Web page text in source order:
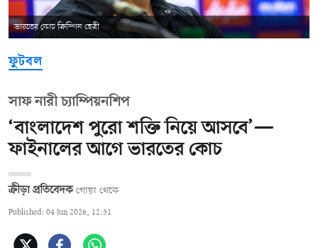
ভারতের কোচ ক্রিস্পিন ছেত্রী
ফুটবল
সাফ নারী চ্যাম্পিয়নশিপ
‘বাংলাদেশ পুরো শক্তি নিয়ে আসবে’—
ফাইনালের আগে ভারতের কোচ
ক্রীড়া প্রতিবেদক গোয়া থেকে
Published: 04 Jun 2026, 12:51